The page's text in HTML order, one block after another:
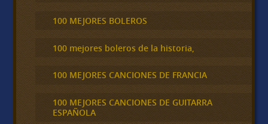
100 MEJORES BOLEROS
100 mejores boleros de la historia,
100 MEJORES CANCIONES DE FRANCIA
100 MEJORES CANCIONES DE GUITARRA
ESPAÑOLA